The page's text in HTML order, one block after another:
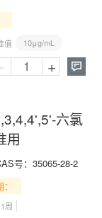
值 10μg/mL

- +
六氯
用
号： 35065-28-2
周